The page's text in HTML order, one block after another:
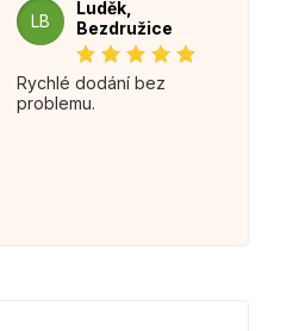
LB
Luděk,
Bezdružice
Rychlé dodání bez
problemu.